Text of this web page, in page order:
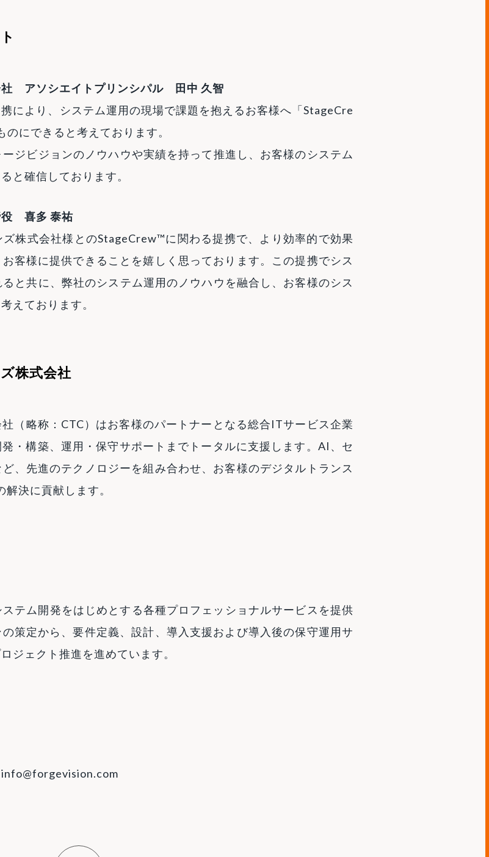
社 アソシエイトプリンシパル 田中 久智
により、システム運用の現場で課題を抱えるお客様へ「StageCre
にできると考えております。
ジビジョンのノウハウや実績を持って推進し、お客様のシステム
と確信しております。
役 喜多 泰祐
株式会社様とのStageCrew™に関わる提携で、より効率的で効果
客様に提供できることを嬉しく思っております。この提携でシス
と共に、弊社のシステム運用のノウハウを融合し、お客様のシス
えております。
株式会社
（略称：CTC）はお客様のパートナーとなる総合ITサービス企業
・構築、運用・保守サポートまでトータルに支援します。AI、セ
、先進のテクノロジーを組み合わせ、お客様のデジタルトランス
決に貢献します。
テム開発をはじめとする各種プロフェッショナルサービスを提供
策定から、要件定義、設計、導入支援および導入後の保守運用サ
ジェクト推進を進めています。